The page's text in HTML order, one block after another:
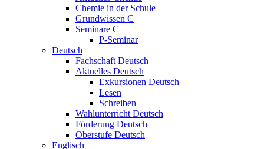
Chemie in der Schule
Grundwissen C
Seminare C
P-Seminar
Deutsch
Fachschaft Deutsch
Aktuelles Deutsch
Exkursionen Deutsch
Lesen
Schreiben
Wahlunterricht Deutsch
Förderung Deutsch
Oberstufe Deutsch
Englisch